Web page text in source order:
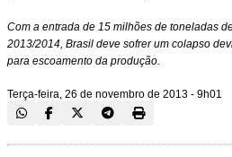
Com a entrada de 15 milhões de toneladas
2013/2014, Brasil deve sofrer um colapso
para escoamento da produção.
Terça-feira, 26 de novembro de 2013 - 9h01